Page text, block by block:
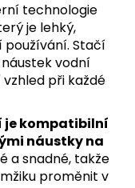
technologie
je lehký,
používání. Stačí
vodní
při každé
je kompatibilní
náustky na
a snadné, takže
proměnit v